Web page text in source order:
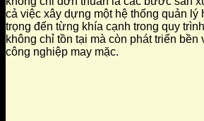
cả việc xây dựng một hệ thống quản lý
trọng đến từng khía cạnh trong quy
không chỉ tồn tại mà còn phát triển bền
công nghiệp may mặc.